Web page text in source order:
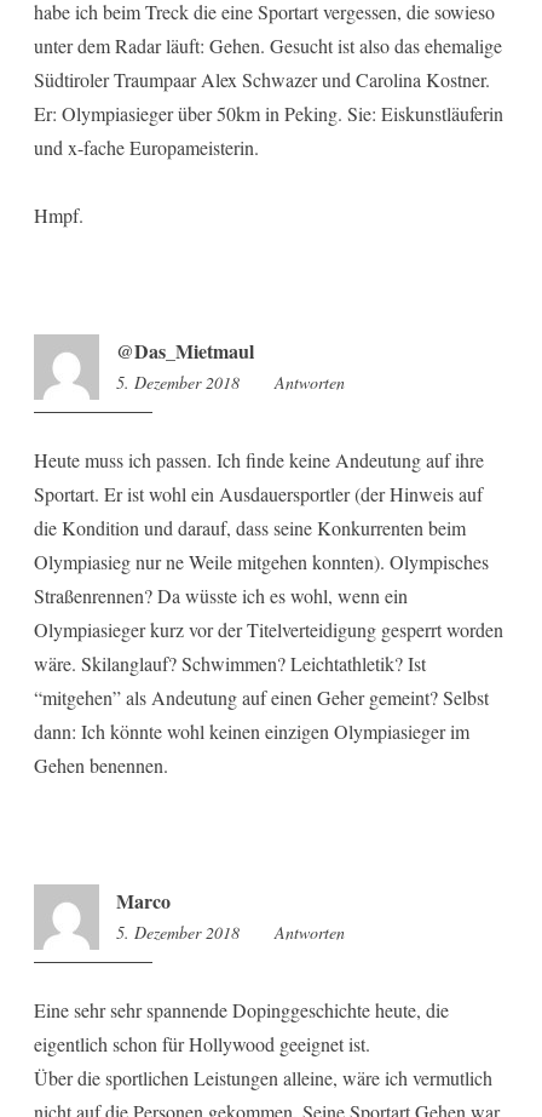
habe ich beim Treck die eine Sportart vergessen, die sowieso
unter dem Radar läuft: Gehen. Gesucht ist also das ehemalige
Südtiroler Traumpaar Alex Schwazer und Carolina Kostner.
Er: Olympiasieger über 50km in Peking. Sie: Eiskunstläuferin
und x-fache Europameisterin.
Hmpf.
@Das_Mietmaul
5. Dezember 2018 10:16
Antworten
Heute muss ich passen. Ich finde keine Andeutung auf ihre
Sportart. Er ist wohl ein Ausdauersportler (der Hinweis auf
die Kondition und darauf, dass seine Konkurrenten beim
Olympiasieg nur ne Weile mitgehen konnten). Olympisches
Straßenrennen? Da wüsste ich es wohl, wenn ein
Olympiasieger kurz vor der Titelverteidigung gesperrt worden
wäre. Skilanglauf? Schwimmen? Leichtathletik? Ist
“mitgehen” als Andeutung auf einen Geher gemeint? Selbst
dann: Ich könnte wohl keinen einzigen Olympiasieger im
Gehen benennen.
Marco
5. Dezember 2018 11:14
Antworten
Eine sehr sehr spannende Dopinggeschichte heute, die
eigentlich schon für Hollywood geeignet ist.
Über die sportlichen Leistungen alleine, wäre ich vermutlich
nicht auf die Personen gekommen. Seine Sportart Gehen war